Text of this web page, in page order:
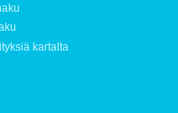
kartalta